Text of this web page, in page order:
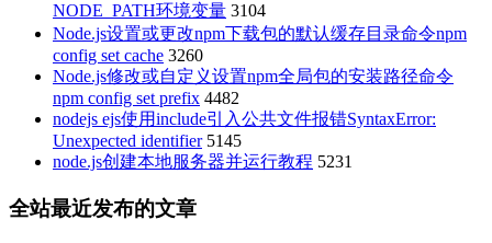
NODE_PATH环境变量 3104
Node.js设置或更改npm下载包的默认缓存目录命令npm
config set cache 3260
Node.js修改或自定义设置npm全局包的安装路径命令
npm config set prefix 4482
nodejs ejs使用include引入公共文件报错SyntaxError:
Unexpected identifier 5145
node.js创建本地服务器并运行教程 5231
全站最近发布的文章